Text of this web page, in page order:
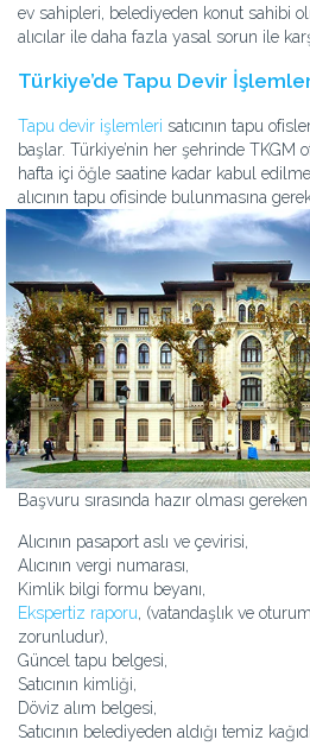
ev sahipleri, belediyeden konut sahibi
alıcılar ile daha fazla yasal sorun ile
Türkiye’de Tapu Devir
Tapu devir işlemleri satıcının tapu
başlar. Türkiye’nin her şehrinde TKGM
hafta içi öğle saatine kadar kabul
alıcının tapu ofisinde bulunmasına
Başvuru sırasında hazır olması
Alıcının pasaport aslı ve çevirisi,
Alıcının vergi numarası,
Kimlik bilgi formu beyanı,
Ekspertiz raporu, (vatandaşlık ve
zorunludur),
Güncel tapu belgesi,
Satıcının kimliği,
Döviz alım belgesi,
Satıcının belediyeden aldığı temiz